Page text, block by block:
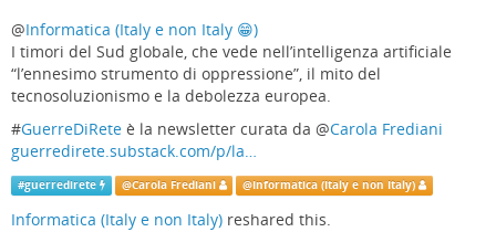
@Informatica (Italy e non Italy 😁)
I timori del Sud globale, che vede nell’intelligenza artificiale
“l’ennesimo strumento di oppressione”, il mito del
tecnosoluzionismo e la debolezza europea.
#GuerreDiRete è la newsletter curata da @Carola Frediani
guerredirete.substack.com/p/la…
#guerredirete @Carola Frediani @Informatica (Italy e non Italy)
Informatica (Italy e non Italy) reshared this.